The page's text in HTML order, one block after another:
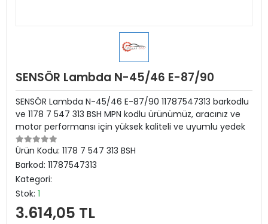
SENSÖR Lambda N-45/46 E-87/90
SENSÖR Lambda N-45/46 E-87/90 11787547313 barkodlu
ve 1178 7 547 313 BSH MPN kodlu ürünümüz, aracınız ve
motor performansı için yüksek kaliteli ve uyumlu yedek
Ürün Kodu: 1178 7 547 313 BSH
Barkod: 11787547313
Kategori:
Stok: 1
3.614,05 TL